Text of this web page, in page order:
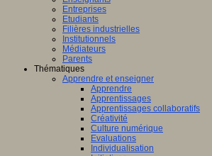
Entreprises
Etudiants
Filières industrielles
Institutionnels
Médiateurs
Parents
Thématiques
Apprendre et enseigner
Apprendre
Apprentissages
Apprentissages collaboratifs
Créativité
Culture numérique
Evaluations
Individualisation